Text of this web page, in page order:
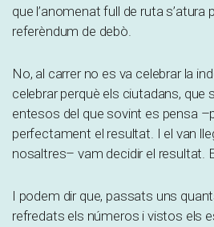
que l’anomenat full de ruta s’atura
referèndum de debò.
No, al carrer no es va celebrar la
celebrar perquè els ciutadans,
entesos del que sovint es pensa
perfectament el resultat. I el van
nosaltres– vam decidir el resultat.
I podem dir que, passats uns
refredats els números i vistos els